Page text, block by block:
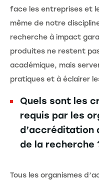
face les entreprises et
même de notre
recherche à impact
produites ne restent
académique, mais
pratiques et à éclairer
Quels sont les
requis par les
d’accréditation
de la recherche
Tous les organismes